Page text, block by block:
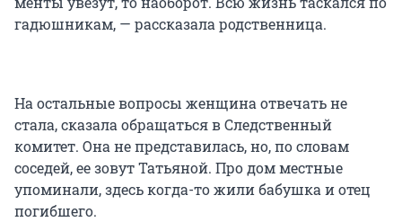
гадюшникам, — рассказала родственница.
На остальные вопросы женщина отвечать не
стала, сказала обращаться в Cледственный
комитет. Она не представилась, но, по словам
соседей, ее зовут Татьяной. Про дом местные
упоминали, здесь когда-то жили бабушка и отец
погибшего.